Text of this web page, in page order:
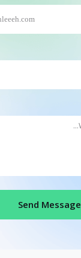
Send Message